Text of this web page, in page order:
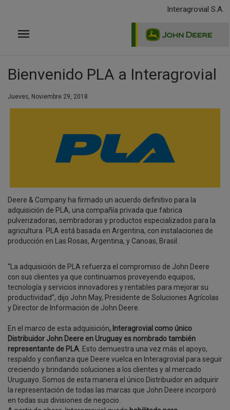
principal
Interagrovial S.A.
Bienvenido PLA a Interagrovial
Jueves, Noviembre 29, 2018
Deere & Company ha firmado un acuerdo definitivo para la
adquisición de PLA, una compañía privada que fabrica
pulverizadoras, sembradoras y productos especializados para la
agricultura. PLA está basada en Argentina, con instalaciones de
producción en Las Rosas, Argentina, y Canoas, Brasil.
“La adquisición de PLA refuerza el compromiso de John Deere
con sus clientes ya que continuamos proveyendo equipos,
tecnología y servicios innovadores y rentables para mejorar su
productividad”, dijo John May, Presidente de Soluciones Agrícolas
y Director de Información de John Deere.
En el marco de esta adquisición, Interagrovial como único
Distribuidor John Deere en Uruguay es nombrado también
representante de PLA . Esto demuestra una vez más el apoyo,
respaldo y confianza que Deere vuelca en Interagrovial para seguir
creciendo y brindando soluciones a los clientes y al mercado
Uruguayo. Somos de esta manera el único Distribuidor en adquirir
la representación de todas las marcas que John Deere incorporó
en todas sus divisiones de negocio.